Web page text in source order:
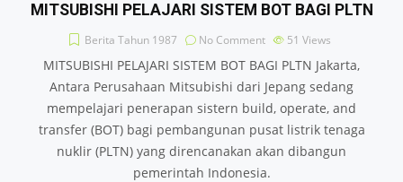
MITSUBISHI PELAJARI SISTEM BOT BAGI PLTN
Berita Tahun 1987 No Comment 51 Views
MITSUBISHI PELAJARI SISTEM BOT BAGI PLTN Jakarta,
Antara Perusahaan Mitsubishi dari Jepang sedang
mempelajari penerapan sistern build, operate, and
transfer (BOT) bagi pembangunan pusat listrik tenaga
nuklir (PLTN) yang direncanakan akan dibangun
pemerintah Indonesia.